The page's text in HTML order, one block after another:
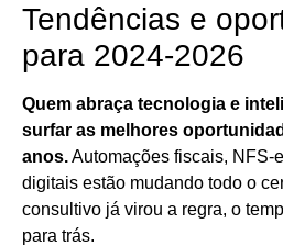
Tendências e
para 2024-2026
Quem abraça tecnologia e
surfar as melhores
anos.Automações fiscais, NFS-
digitais estão mudando todo o
consultivo já virou a regra, o
para trás.